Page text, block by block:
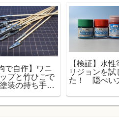
で自作】ワニ
プと竹ひごで
装の持ち手
【検証】水性
リジョンを試
た！ 隠ぺい
の？